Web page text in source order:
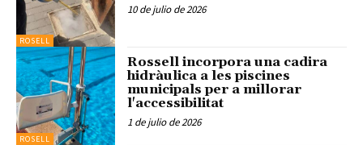
ROSELL
10 de julio de 2026
ROSELL
Rossell incorpora una cadira
hidràulica a les piscines
municipals per a millorar
l'accessibilitat
1 de julio de 2026